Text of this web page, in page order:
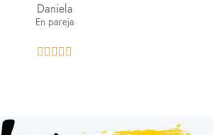
Daniela
En pareja
    